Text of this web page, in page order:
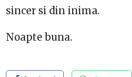
sincer si din inima.
Noapte buna.